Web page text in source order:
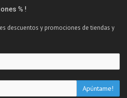
% !
descuentos y promociones de tiendas y